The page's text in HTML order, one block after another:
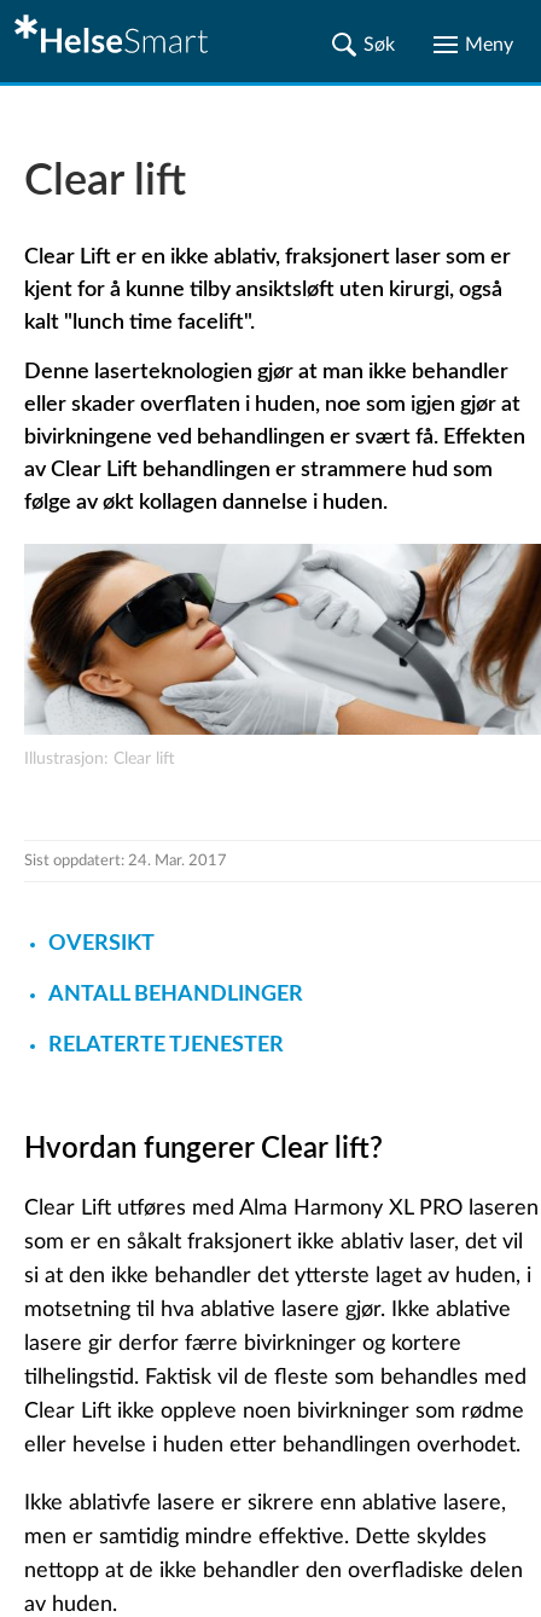
Clear lift
Clear Lift er en ikke ablativ, fraksjonert laser som er
kjent for å kunne tilby ansiktsløft uten kirurgi, også
kalt "lunch time facelift".
Denne laserteknologien gjør at man ikke behandler
eller skader overflaten i huden, noe som igjen gjør at
bivirkningene ved behandlingen er svært få. Effekten
av Clear Lift behandlingen er strammere hud som
følge av økt kollagen dannelse i huden.
Illustrasjon: Clear lift
Sist oppdatert: 24. Mar. 2017
OVERSIKT
ANTALL BEHANDLINGER
RELATERTE TJENESTER
Hvordan fungerer Clear lift?
Clear Lift utføres med Alma Harmony XL PRO laseren
som er en såkalt fraksjonert ikke ablativ laser, det vil
si at den ikke behandler det ytterste laget av huden, i
motsetning til hva ablative lasere gjør. Ikke ablative
lasere gir derfor færre bivirkninger og kortere
tilhelingstid. Faktisk vil de fleste som behandles med
Clear Lift ikke oppleve noen bivirkninger som rødme
eller hevelse i huden etter behandlingen overhodet.
Ikke ablativfe lasere er sikrere enn ablative lasere,
men er samtidig mindre effektive. Dette skyldes
nettopp at de ikke behandler den overfladiske delen
av huden.